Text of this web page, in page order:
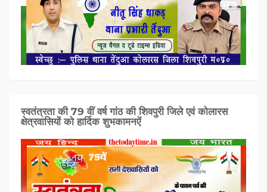
स्वतंत्रता की 79 वीं वर्ष गांठ की शिवपुरी जिले एवं कोलारस
क्षेत्रवासियों को हार्दिक शुभकामनऐं